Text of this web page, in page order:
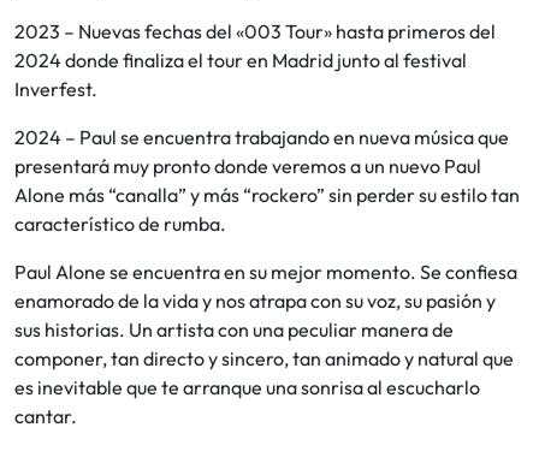
2023 – Nuevas fechas del «003 Tour» hasta primeros del
2024 donde finaliza el tour en Madrid junto al festival
Inverfest.
2024 – Paul se encuentra trabajando en nueva música que
presentará muy pronto donde veremos a un nuevo Paul
Alone más “canalla” y más “rockero” sin perder su estilo tan
característico de rumba.
Paul Alone se encuentra en su mejor momento. Se confiesa
enamorado de la vida y nos atrapa con su voz, su pasión y
sus historias. Un artista con una peculiar manera de
componer, tan directo y sincero, tan animado y natural que
es inevitable que te arranque una sonrisa al escucharlo
cantar.